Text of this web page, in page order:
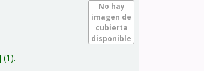
No hay
imagen de
cubierta
disponible
(1).